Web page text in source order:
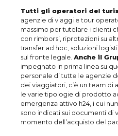
Tutti gli operatori del
agenzie di viaggi e tour
massimo per tutelare i clienti
con rimborsi, riprotezioni su
transfer ad hoc, soluzioni
sul fronte legale.Anche il
impegnato in prima linea su
personale di tutte le agenzie
dei viaggiatori, c’è un team di
le varie tipologie di prodotto
emergenza attivo h24, i cui
sono indicati sui documenti di
momento dell’acquisto del